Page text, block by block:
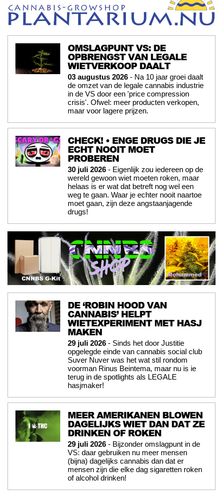
OMSLAGPUNT VS: DE
OPBRENGST VAN LEGALE
WIETVERKOOP DAALT
03 augustus 2026 - Na 10 jaar groei daalt
de omzet van de legale cannabis industrie
in de VS door een 'price compression
crisis'. Ofwel: meer producten verkopen,
maar voor lagere prijzen.
CHECK! • ENGE DRUGS DIE JE
ECHT NOOIT MOET
PROBEREN
30 juli 2026 - Eigenlijk zou iedereen op de
wereld gewoon wiet moeten roken, maar
helaas is er wat dat betreft nog wel een
weg te gaan. Waar je echter nooit naartoe
moet gaan, zijn deze angstaanjagende
drugs!
DE ‘ROBIN HOOD VAN
CANNABIS’ HELPT
WIETEXPERIMENT MET HASJ
MAKEN
29 juli 2026 - Sinds het door Justitie
opgelegde einde van cannabis social club
Suver Nuver was het wat stil rondom
voorman Rinus Beintema, maar nu is ie
terug in de spotlights als LEGALE
hasjmaker!
MEER AMERIKANEN BLOWEN
DAGELIJKS WIET DAN DAT ZE
DRINKEN OF ROKEN
29 juli 2026 - Bijzonder omslagpunt in de
VS: daar gebruiken nu meer mensen
(bijna) dagelijks cannabis dan dat er
mensen zijn die elke dag sigaretten roken
of alcohol drinken!